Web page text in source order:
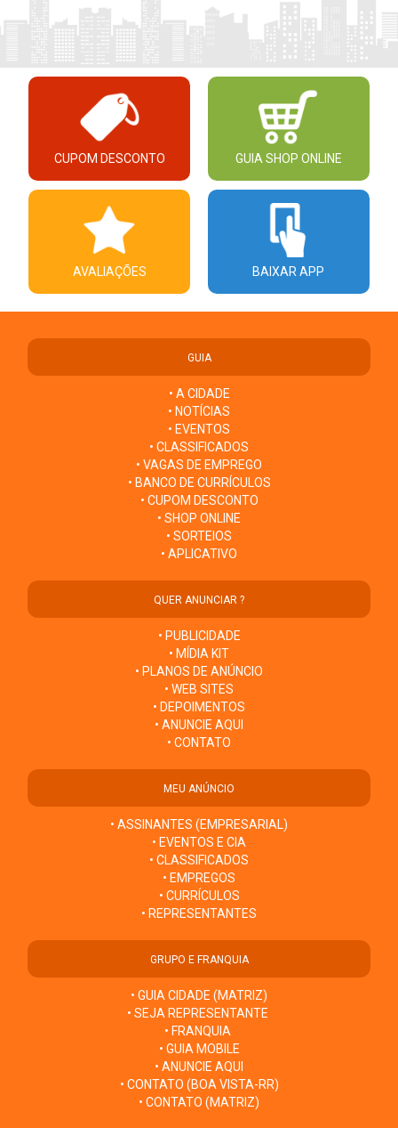
CUPOM DESCONTO GUIA SHOP ONLINE
AVALIAÇÕES BAIXAR APP
GUIA
• A CIDADE
• NOTÍCIAS
• EVENTOS
• CLASSIFICADOS
• VAGAS DE EMPREGO
• BANCO DE CURRÍCULOS
• CUPOM DESCONTO
• SHOP ONLINE
• SORTEIOS
• APLICATIVO
QUER ANUNCIAR ?
• PUBLICIDADE
• MÍDIA KIT
• PLANOS DE ANÚNCIO
• WEB SITES
• DEPOIMENTOS
• ANUNCIE AQUI
• CONTATO
MEU ANÚNCIO
• ASSINANTES (EMPRESARIAL)
• EVENTOS E CIA
• CLASSIFICADOS
• EMPREGOS
• CURRÍCULOS
• REPRESENTANTES
GRUPO E FRANQUIA
• GUIA CIDADE (MATRIZ)
• SEJA REPRESENTANTE
• FRANQUIA
• GUIA MOBILE
• ANUNCIE AQUI
• CONTATO (BOA VISTA-RR)
• CONTATO (MATRIZ)